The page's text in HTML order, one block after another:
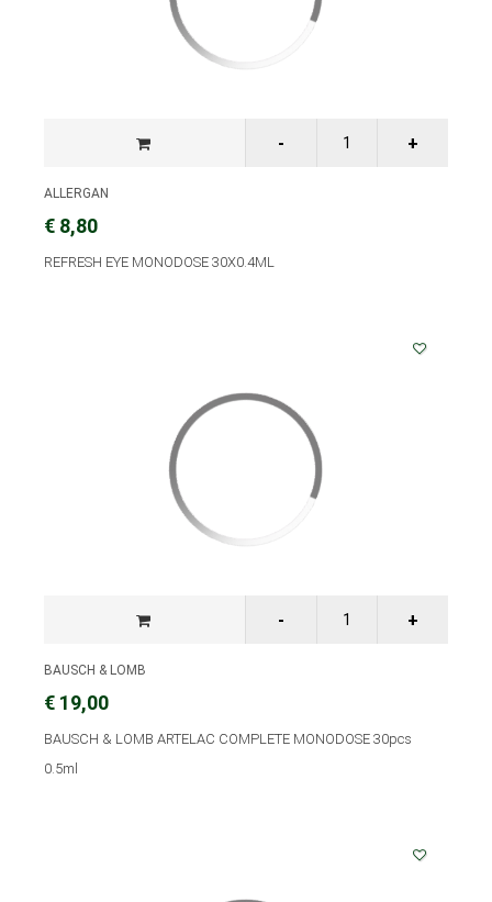
ALLERGAN
€ 8,80
REFRESH EYE MONODOSE 30X0.4ML
BAUSCH & LOMB
€ 19,00
BAUSCH & LOMB ARTELAC COMPLETE MONODOSE 30pcs
0.5ml